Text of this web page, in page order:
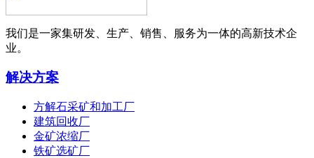
我们是一家集研发、生产、销售、服务为一体的高新技术企
业。
解决方案
方解石采矿和加工厂
建筑回收厂
金矿浓缩厂
铁矿选矿厂